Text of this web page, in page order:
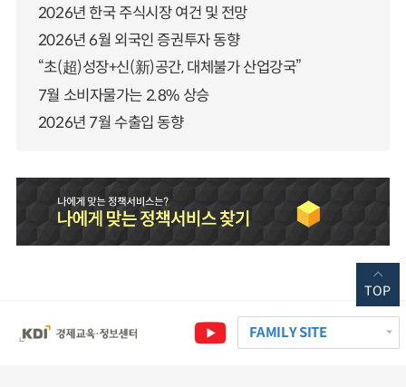
2026년 한국 주식시장 여건 및 전망
2026년 6월 외국인 증권투자 동향
“초(超)성장+신(新)공간, 대체불가 산업강국”
7월 소비자물가는 2.8% 상승
2026년 7월 수출입 동향
FAMILY SITE
TOP